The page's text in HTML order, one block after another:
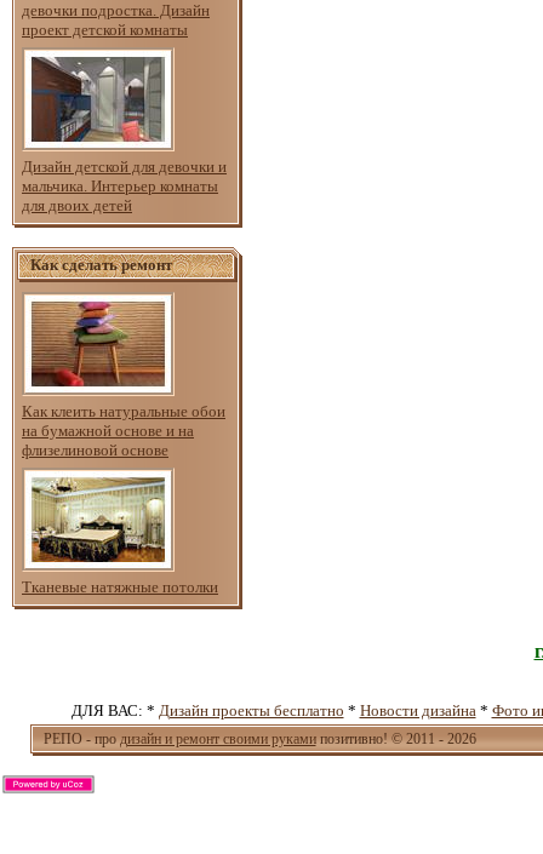
девочки подростка. Дизайн
проект детской комнаты
Дизайн детской для девочки и
мальчика. Интерьер комнаты
для двоих детей
Как сделать ремонт
Как клеить натуральные обои
на бумажной основе и на
флизелиновой основе
Тканевые натяжные потолки
ДЛЯ ВАС: * Дизайн проекты бесплатно * Новости дизайна* Фото
РЕПО - продизайн и ремонт своими рукамипозитивно! © 2011 - 2026